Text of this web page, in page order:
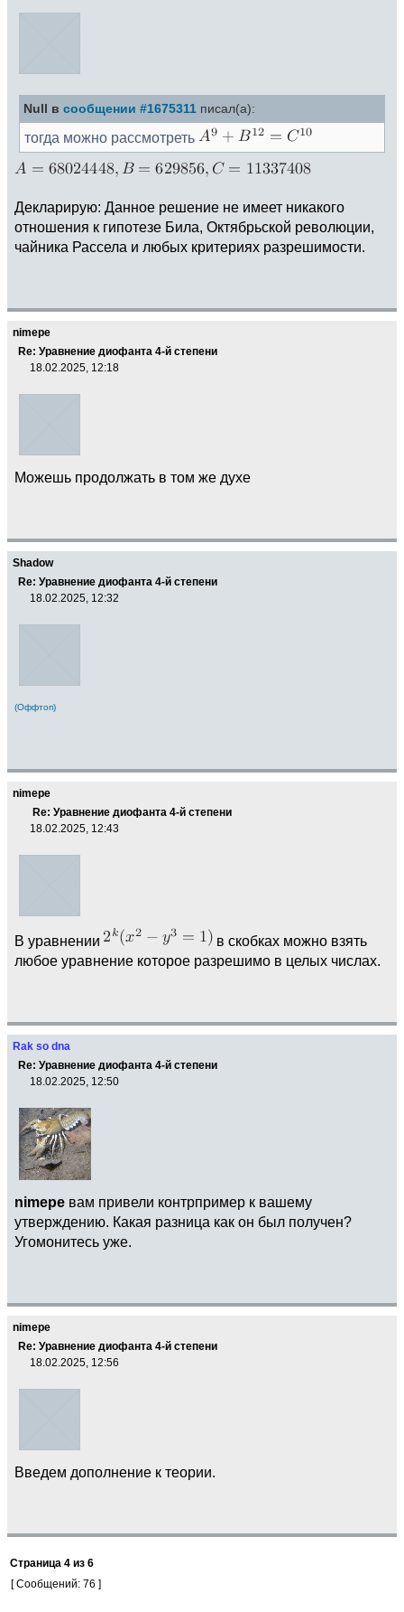
Null в сообщении #1675311 писал(а):
тогда можно рассмотреть
Декларирую: Данное решение не имеет никакого
отношения к гипотезе Била, Октябрьской революции,
чайника Рассела и любых критериях разрешимости.
nimepe
Re: Уравнение диофанта 4-й степени
18.02.2025, 12:18
Можешь продолжать в том же духе
Shadow
Re: Уравнение диофанта 4-й степени
18.02.2025, 12:32
(Оффтоп)
nimepe
Re: Уравнение диофанта 4-й степени
18.02.2025, 12:43
В уравнении
в скобках можно взять
любое уравнение которое разрешимо в целых числах.
Rak so dna
Re: Уравнение диофанта 4-й степени
18.02.2025, 12:50
nimepe вам привели контрпример к вашему
утверждению. Какая разница как он был получен?
Угомонитесь уже.
nimepe
Re: Уравнение диофанта 4-й степени
18.02.2025, 12:56
Введем дополнение к теории.
Страница 4 из 6
[ Сообщений: 76 ]